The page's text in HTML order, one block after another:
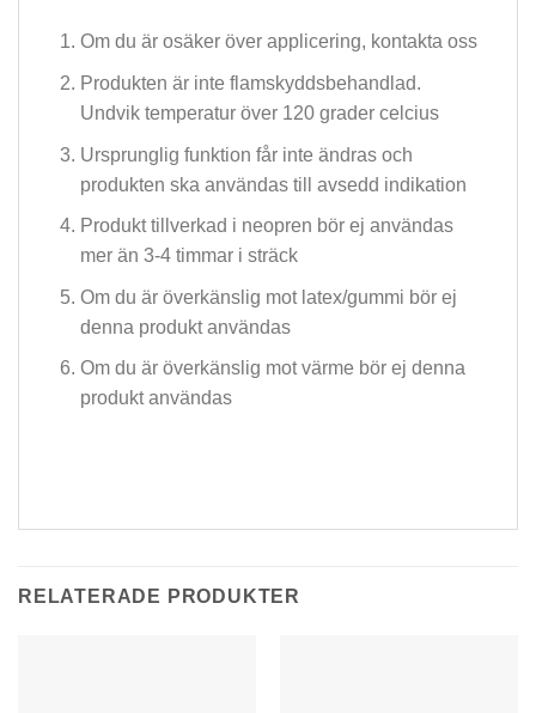
Om du är osäker över applicering, kontakta oss
Produkten är inte flamskyddsbehandlad.
Undvik temperatur över 120 grader celcius
Ursprunglig funktion får inte ändras och
produkten ska användas till avsedd indikation
Produkt tillverkad i neopren bör ej användas
mer än 3-4 timmar i sträck
Om du är överkänslig mot latex/gummi bör ej
denna produkt användas
Om du är överkänslig mot värme bör ej denna
produkt användas
RELATERADE PRODUKTER